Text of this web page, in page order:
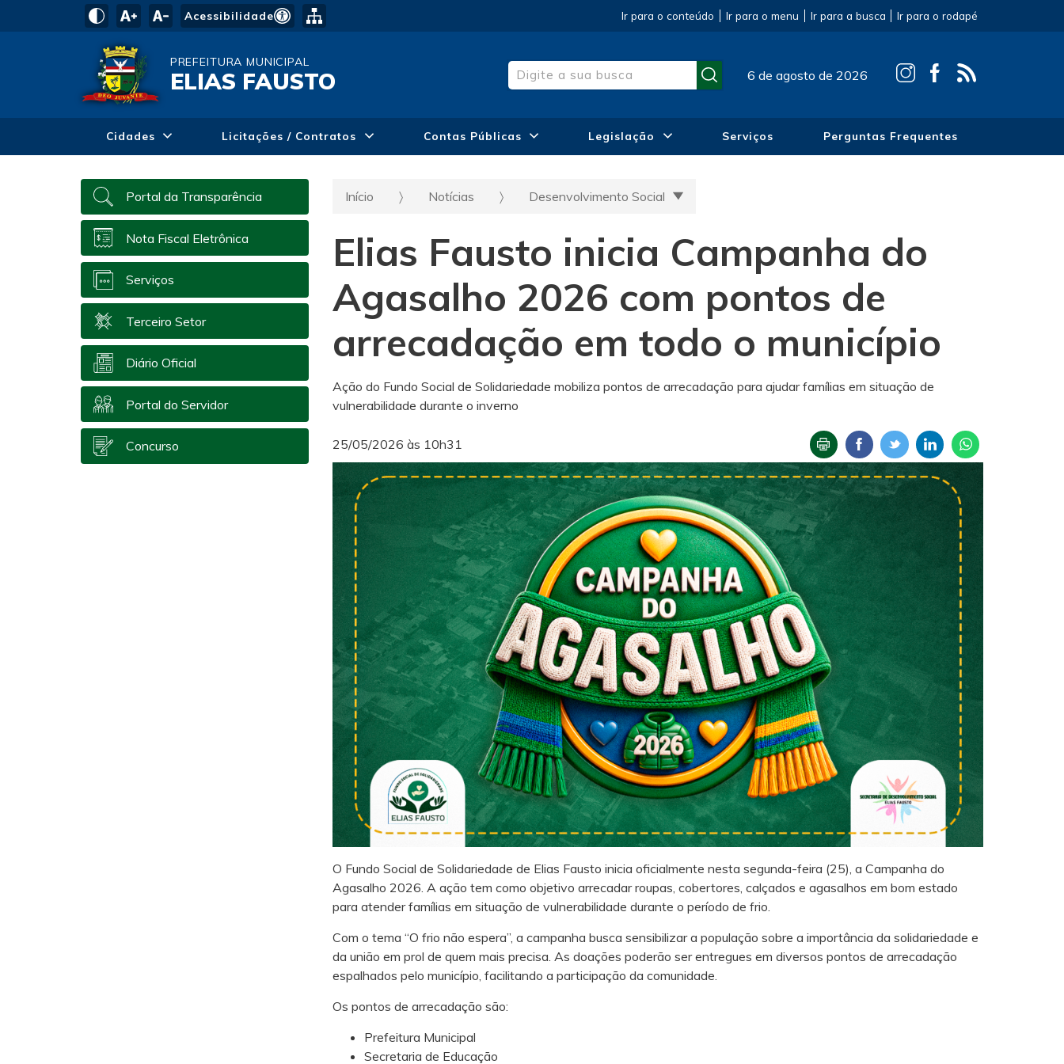
Acessibilidade Ir para o conteúdo Ir para o menu Ir para a busca Ir para o rodapé
PREFEITURA MUNICIPAL
ELIAS FAUSTO 6 de agosto de 2026
Cidades Licitações / Contratos Contas Públicas Legislação Serviços Perguntas Frequentes
Portal da Transparência
Nota Fiscal Eletrônica
Serviços
Terceiro Setor
Diário Oficial
Portal do Servidor
Concurso
Início Notícias Desenvolvimento Social
Elias Fausto inicia Campanha do
Agasalho 2026 com pontos de
arrecadação em todo o município
Ação do Fundo Social de Solidariedade mobiliza pontos de arrecadação para ajudar famílias em situação de
vulnerabilidade durante o inverno
25/05/2026 às 10h31
O Fundo Social de Solidariedade de Elias Fausto inicia oficialmente nesta segunda-feira (25), a Campanha do
Agasalho 2026. A ação tem como objetivo arrecadar roupas, cobertores, calçados e agasalhos em bom estado
para atender famílias em situação de vulnerabilidade durante o período de frio.
Com o tema “O frio não espera”, a campanha busca sensibilizar a população sobre a importância da solidariedade e
da união em prol de quem mais precisa. As doações poderão ser entregues em diversos pontos de arrecadação
espalhados pelo município, facilitando a participação da comunidade.
Os pontos de arrecadação são:
Prefeitura Municipal
Secretaria de Educação